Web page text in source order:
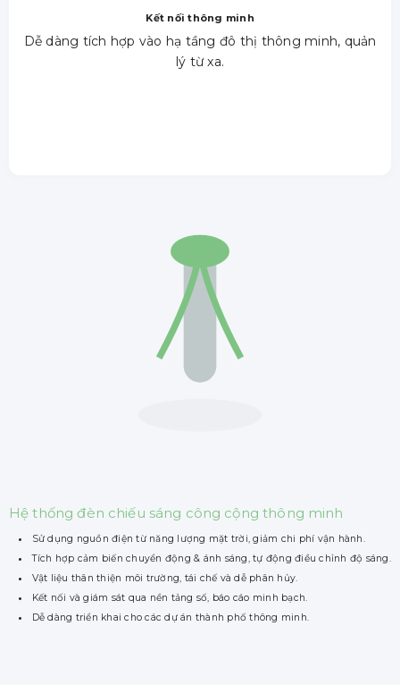
Kết nối thông minh
Dễ dàng tích hợp vào hạ tầng đô thị thông minh, quản
lý từ xa.
Hệ thống đèn chiếu sáng công cộng thông minh
Sử dụng nguồn điện từ năng lượng mặt trời, giảm chi phí vận hành.
Tích hợp cảm biến chuyển động & ánh sáng, tự động điều chỉnh độ sáng.
Vật liệu thân thiện môi trường, tái chế và dễ phân hủy.
Kết nối và giám sát qua nền tảng số, báo cáo minh bạch.
Dễ dàng triển khai cho các dự án thành phố thông minh.